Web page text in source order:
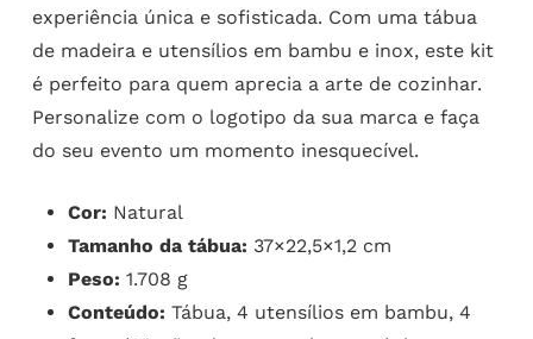
experiência única e sofisticada. Com uma tábua
de madeira e utensílios em bambu e inox, este kit
é perfeito para quem aprecia a arte de cozinhar.
Personalize com o logotipo da sua marca e faça
do seu evento um momento inesquecível.
Cor: Natural
Tamanho da tábua: 37×22,5×1,2 cm
Peso: 1.708 g
Conteúdo: Tábua, 4 utensílios em bambu, 4